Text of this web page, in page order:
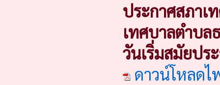
ประกาศสภาเ
เทศบาลตำบ
วันเริ่มสมัยปร
ดาวน์โหลด